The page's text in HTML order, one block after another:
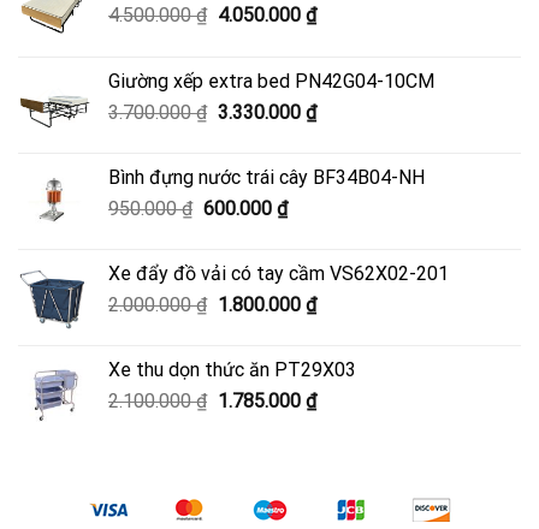
4.500.000₫ Giá
4.500.000 ₫.
4.050.000 ₫Giá
là:
4.050.000 ₫.
Giường xếp extra bed PN42G04-10CM
3.700.000₫ Giá
3.700.000 ₫.
3.330.000 ₫Giá
là:
Bình đựng nước trái cây BF34B04-NH
950.000₫ Giá
950.000 ₫.
600.000 ₫Giá
là:
600.000 ₫.
Xe đẩy đồ vải có tay cầm VS62X02-201
2.000.000₫ Giá
2.000.000 ₫.
1.800.000 ₫Giá
là:
1.800.000 ₫.
Xe thu dọn thức ăn PT29X03
2.100.000₫ Giá
1.785.000 ₫Giá
1.785.000 ₫.